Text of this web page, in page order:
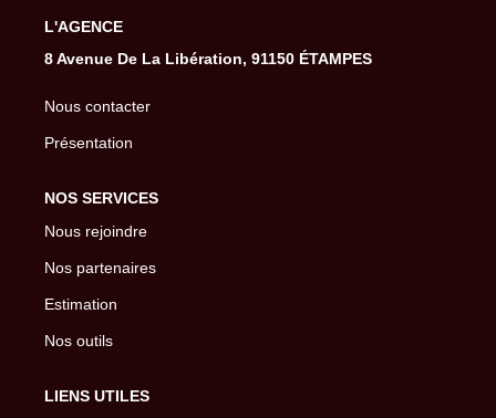
L'AGENCE
8 Avenue De La Libération, 91150 ÉTAMPES
Nous contacter
Présentation
NOS SERVICES
Nous rejoindre
Nos partenaires
Estimation
Nos outils
LIENS UTILES